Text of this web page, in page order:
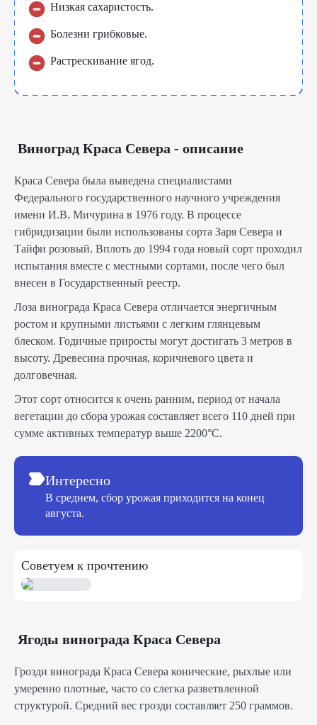
Низкая сахаристость.
Болезни грибковые.
Растрескивание ягод.
Виноград Краса Севера - описание
Краса Севера была выведена специалистами
Федерального государственного научного учреждения
имени И.В. Мичурина в 1976 году. В процессе
гибридизации были использованы сорта Заря Севера и
Тайфи розовый. Вплоть до 1994 года новый сорт проходил
испытания вместе с местными сортами, после чего был
внесен в Государственный реестр.
Лоза винограда Краса Севера отличается энергичным
ростом и крупными листьями с легким глянцевым
блеском. Годичные приросты могут достигать 3 метров в
высоту. Древесина прочная, коричневого цвета и
долговечная.
Этот сорт относится к очень ранним, период от начала
вегетации до сбора урожая составляет всего 110 дней при
сумме активных температур выше 2200°C.
Интересно
В среднем, сбор урожая приходится на конец
августа.
Советуем к прочтению
Ягоды винограда Краса Севера
Грозди винограда Краса Севера конические, рыхлые или
умеренно плотные, часто со слегка разветвленной
структурой. Средний вес грозди составляет 250 граммов.